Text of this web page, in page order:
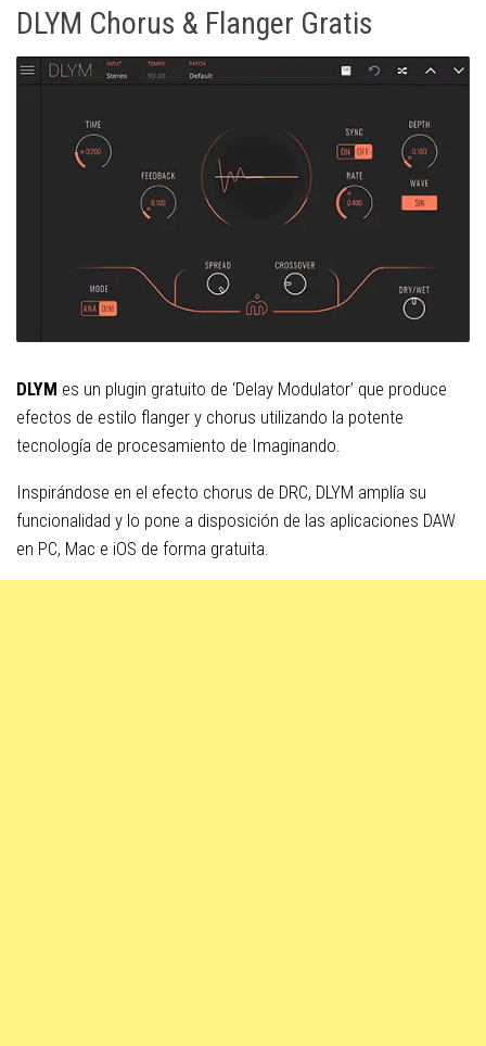
DLYM Chorus & Flanger Gratis
DLYM es un plugin gratuito de ‘Delay Modulator’ que produce
efectos de estilo flanger y chorus utilizando la potente
tecnología de procesamiento de Imaginando.
Inspirándose en el efecto chorus de DRC, DLYM amplía su
funcionalidad y lo pone a disposición de las aplicaciones DAW
en PC, Mac e iOS de forma gratuita.